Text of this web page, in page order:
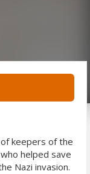
keepers of the
helped save
Nazi invasion.